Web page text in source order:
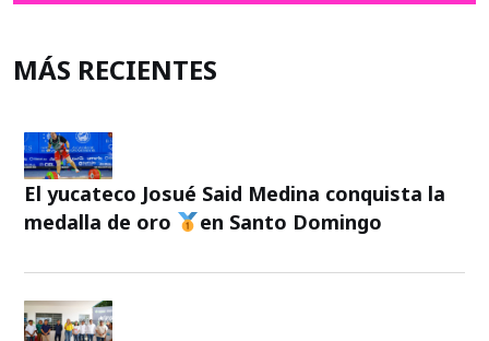
MÁS RECIENTES
El yucateco Josué Said Medina conquista la
medalla de oro
en Santo Domingo